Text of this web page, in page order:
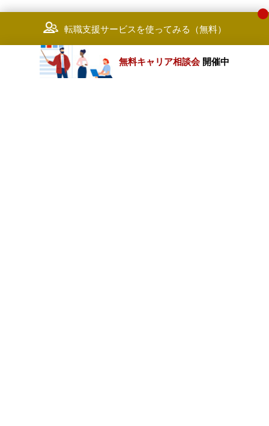
転職支援サービスを使ってみる（無料）
無料キャリア相談会 開催中